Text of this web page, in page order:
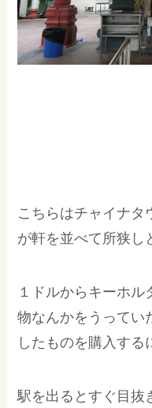
こちらはチャイナタ
が軒を並べて所狭し
１ドルからキーホル
物なんかをうってい
したものを購入する
駅を出るとすぐ目抜